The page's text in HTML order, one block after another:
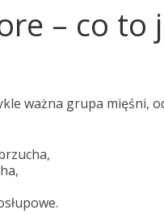
– co to
ważna grupa mięśni,